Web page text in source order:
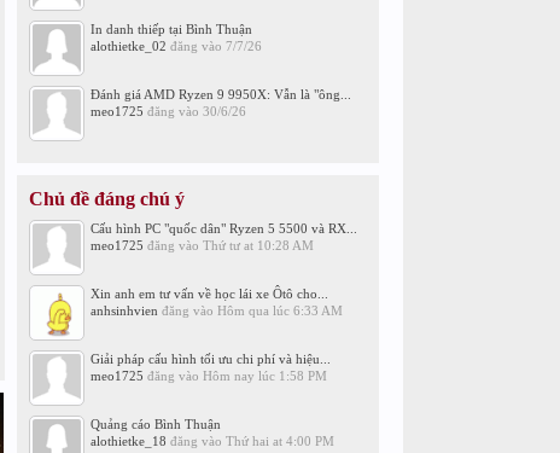
In danh thiếp tại Bình Thuận
alothietke_02 đăng vào 7/7/26
Đánh giá AMD Ryzen 9 9950X: Vẫn là "ông...
meo1725 đăng vào 30/6/26
Chủ đề đáng chú ý
Cấu hình PC "quốc dân" Ryzen 5 5500 và RX...
meo1725 đăng vào Thứ tư at 10:28 AM
Xin anh em tư vấn về học lái xe Ôtô cho...
anhsinhvien đăng vào Hôm qua lúc 6:33 AM
Giải pháp cấu hình tối ưu chi phí và hiệu...
meo1725 đăng vào Hôm nay lúc 1:58 PM
Quảng cáo Bình Thuận
alothietke_18 đăng vào Thứ hai at 4:00 PM